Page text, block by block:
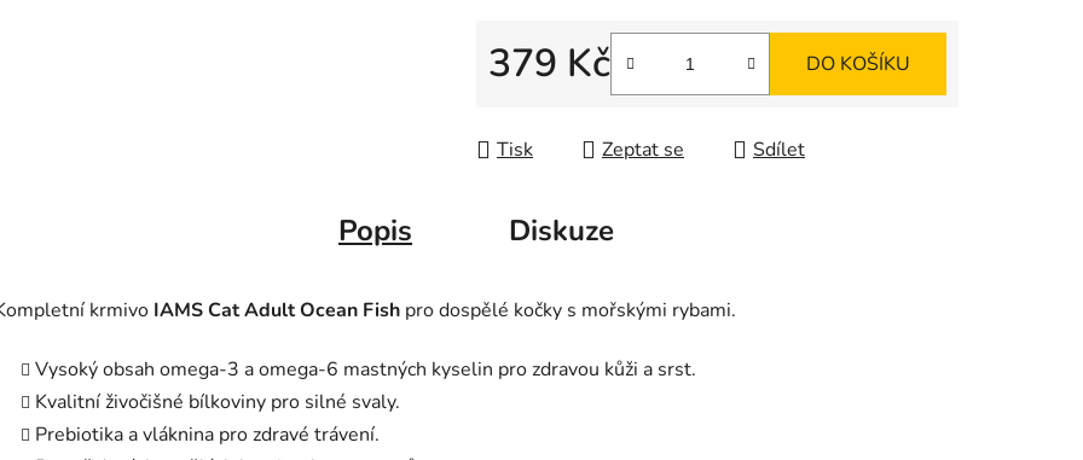
379 Kč DO KOŠÍKU
Tisk Zeptat se Sdílet
Popis Diskuze
krmivo IAMS Cat Adult Ocean Fish pro dospělé kočky s mořskými rybami.
Vysoký obsah omega-3 a omega-6 mastných kyselin pro zdravou kůži a srst.
Kvalitní živočišné bílkoviny pro silné svaly.
Prebiotika a vláknina pro zdravé trávení.